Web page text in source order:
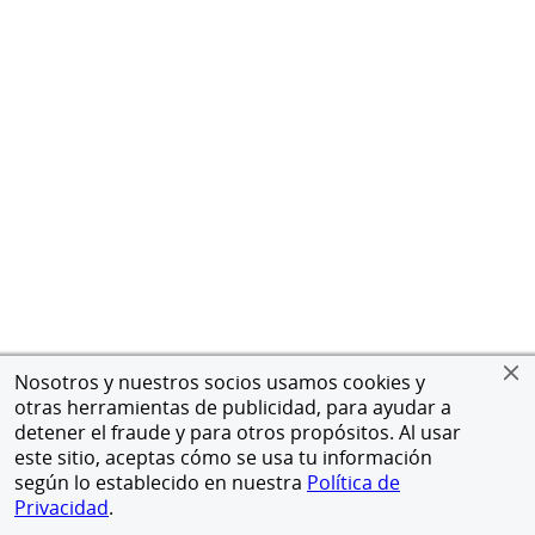
Nosotros y nuestros socios usamos cookies y
otras herramientas de publicidad, para ayudar a
detener el fraude y para otros propósitos. Al usar
este sitio, aceptas cómo se usa tu información
según lo establecido en nuestra Política de
Privacidad.